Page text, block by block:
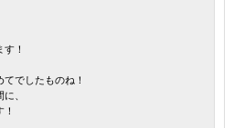
！
でしたものね！
、